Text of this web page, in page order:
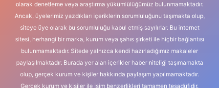
olarak denetleme veya araştırma yükümlülüğümüz bulunmamaktadır.
Ancak, üyelerimiz yazdıkları içeriklerin sorumluluğunu taşımakta olup,
siteye üye olarak bu sorumluluğu kabul etmiş sayılırlar. Bu internet
sitesi, herhangi bir marka, kurum veya şahıs şirketi ile hiçbir bağlantısı
bulunmamaktadır. Sitede yalnızca kendi hazırladığımız makaleler
paylaşılmaktadır. Burada yer alan içerikler haber niteliği taşımamakta
olup, gerçek kurum ve kişiler hakkında paylaşım yapılmamaktadır.
Gerçek kurum ve kişiler ile isim benzerlikleri tamamen tesadüfidir.